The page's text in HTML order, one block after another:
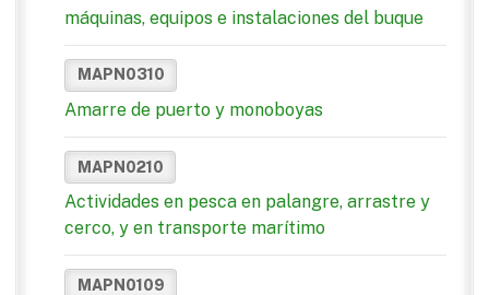
máquinas, equipos e instalaciones del buque
MAPN0310
Amarre de puerto y monoboyas
MAPN0210
Actividades en pesca en palangre, arrastre y
cerco, y en transporte marítimo
MAPN0109